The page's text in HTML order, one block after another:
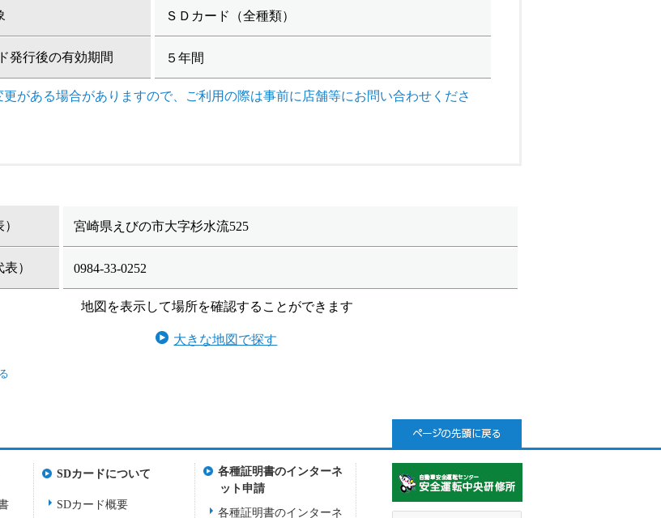
ＳＤカード（全種類）
発行後の有効期間 ５年間
がある場合がありますので、ご利用の際は事前に店舗等にお問い合わせくださ
宮崎県えびの市大字杉水流525
） 0984-33-0252
地図を表示して場所を確認することができます
大きな地図で探す
SDカードについて
SDカード概要
各種証明書のインターネ
ット申請
各種証明書のインターネ